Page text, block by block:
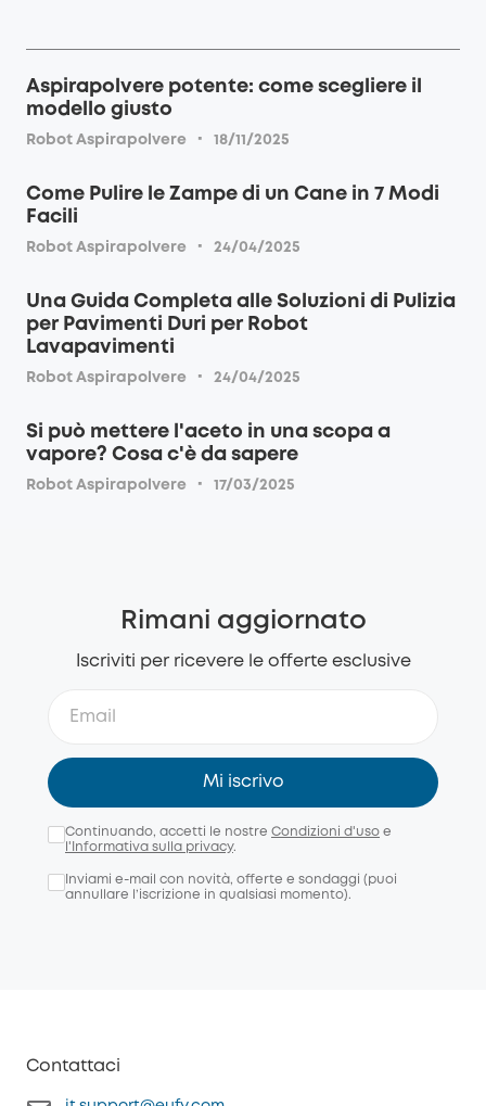
Aspirapolvere potente: come scegliere il
modello giusto
Robot Aspirapolvere · 18/11/2025
Come Pulire le Zampe di un Cane in 7 Modi
Facili
Robot Aspirapolvere · 24/04/2025
Una Guida Completa alle Soluzioni di Pulizia
per Pavimenti Duri per Robot
Lavapavimenti
Robot Aspirapolvere · 24/04/2025
Si può mettere l'aceto in una scopa a
vapore? Cosa c'è da sapere
Robot Aspirapolvere · 17/03/2025
Rimani aggiornato
Iscriviti per ricevere le offerte esclusive
Mi iscrivo
Continuando, accetti le nostre Condizioni d'uso e
l'Informativa sulla privacy.
Inviami e-mail con novità, offerte e sondaggi (puoi
annullare l’iscrizione in qualsiasi momento).
Contattaci